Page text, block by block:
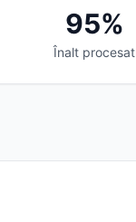
95%
Înalt procesat